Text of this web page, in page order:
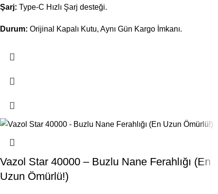
Şarj: Type-C Hızlı Şarj desteği.
Durum: Orijinal Kapalı Kutu, Aynı Gün Kargo İmkanı.
Vazol Star 40000 – Buzlu Nane Ferahlığı (En
Uzun Ömürlü!)